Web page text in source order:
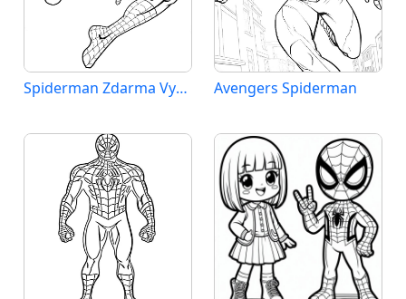
Spiderman Zdarma Vymalovatelné Obrázek Avengers Spiderman